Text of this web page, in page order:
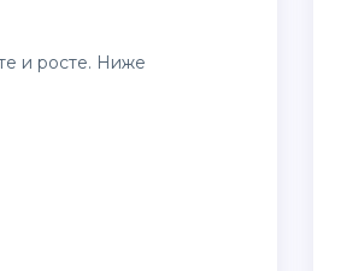
и росте. Ниже